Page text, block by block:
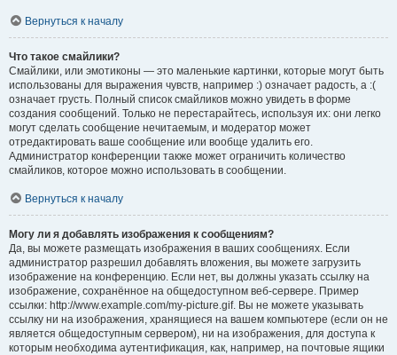
Вернуться к началу
Что такое смайлики?
Смайлики, или эмотиконы — это маленькие картинки, которые могут быть
использованы для выражения чувств, например :) означает радость, а :(
означает грусть. Полный список смайликов можно увидеть в форме
создания сообщений. Только не перестарайтесь, используя их: они легко
могут сделать сообщение нечитаемым, и модератор может
отредактировать ваше сообщение или вообще удалить его.
Администратор конференции также может ограничить количество
смайликов, которое можно использовать в сообщении.
Вернуться к началу
Могу ли я добавлять изображения к сообщениям?
Да, вы можете размещать изображения в ваших сообщениях. Если
администратор разрешил добавлять вложения, вы можете загрузить
изображение на конференцию. Если нет, вы должны указать ссылку на
изображение, сохранённое на общедоступном веб-сервере. Пример
ссылки: http://www.example.com/my-picture.gif. Вы не можете указывать
ссылку ни на изображения, хранящиеся на вашем компьютере (если он не
является общедоступным сервером), ни на изображения, для доступа к
которым необходима аутентификация, как, например, на почтовые ящики